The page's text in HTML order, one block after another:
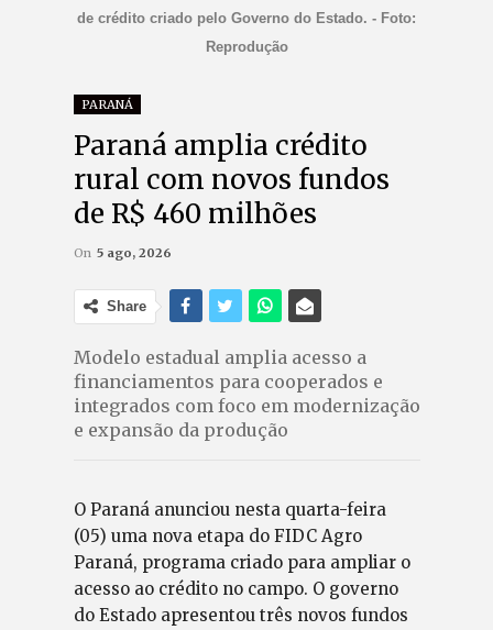
de crédito criado pelo Governo do Estado. - Foto:
Reprodução
PARANÁ
Paraná amplia crédito
rural com novos fundos
de R$ 460 milhões
On 5 ago, 2026
Share
Modelo estadual amplia acesso a
financiamentos para cooperados e
integrados com foco em modernização
e expansão da produção
O Paraná anunciou nesta quarta-feira
(05) uma nova etapa do FIDC Agro
Paraná, programa criado para ampliar o
acesso ao crédito no campo. O governo
do Estado apresentou três novos fundos